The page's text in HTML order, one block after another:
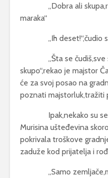
,,Dobra ali
maraka“
,,Ih deset!“,čudio
,,Šta se čudiš,sve
skupo“,rekao je majstor
će za svoj posao na
poznati majstorluk,tražiti
Ipak,nekako su se
Murisina ušteđevina
pokrivala troškove
zaduže kod prijatelja i
,,Samo